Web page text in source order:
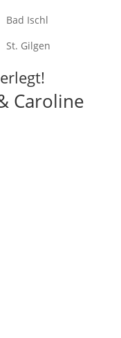
Bad Ischl
St. Gilgen
Caroline